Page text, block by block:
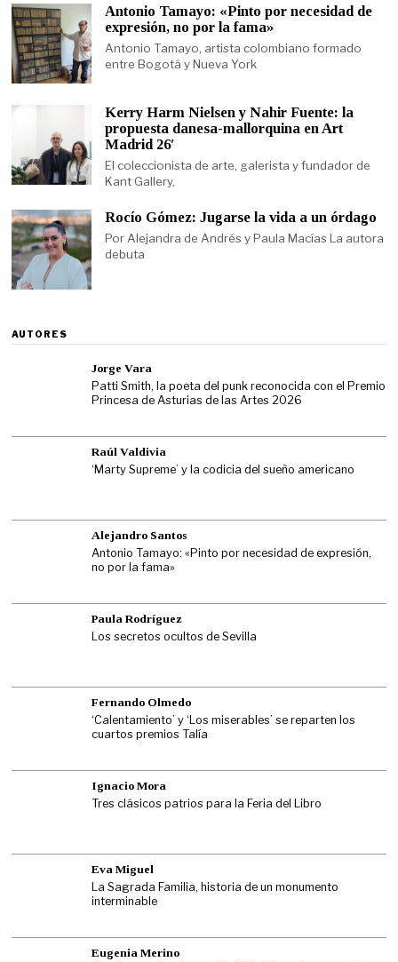
Antonio Tamayo: «Pinto por necesidad de
expresión, no por la fama»
Antonio Tamayo, artista colombiano formado
entre Bogotá y Nueva York
Kerry Harm Nielsen y Nahir Fuente: la
propuesta danesa-mallorquina en Art
Madrid 26′
El coleccionista de arte, galerista y fundador de
Kant Gallery,
Rocío Gómez: Jugarse la vida a un órdago
Por Alejandra de Andrés y Paula Macías La autora
debuta
AUTORES
Jorge Vara
Patti Smith, la poeta del punk reconocida con el Premio
Princesa de Asturias de las Artes 2026
Raúl Valdivia
‘Marty Supreme’ y la codicia del sueño americano
Alejandro Santos
Antonio Tamayo: «Pinto por necesidad de expresión,
no por la fama»
Paula Rodríguez
Los secretos ocultos de Sevilla
Fernando Olmedo
‘Calentamiento’ y ‘Los miserables’ se reparten los
cuartos premios Talía
Ignacio Mora
Tres clásicos patrios para la Feria del Libro
Eva Miguel
La Sagrada Familia, historia de un monumento
interminable
Eugenia Merino